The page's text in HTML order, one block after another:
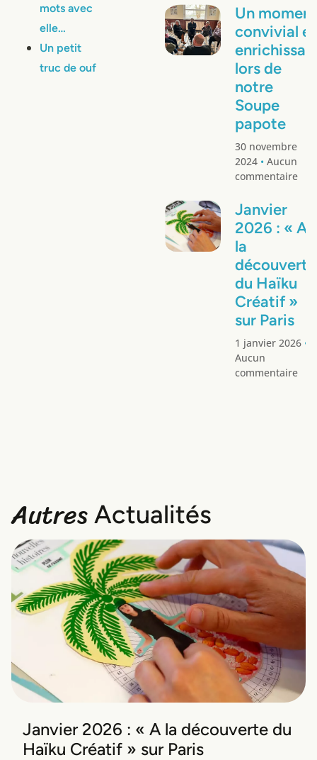
mots avec
elle…
Un petit
truc de ouf
Un
convivial et
lors de
notre
Soupe
papote
30 novembre
2024
Aucun
commentaire
Janvier
2026 : « A
la
découverte
du Haïku
Créatif »
sur Paris
1 janvier 2026
Aucun
commentaire
Autres Actualités
Présentation de l’artiste
STEPHANIE FAIDHERBE